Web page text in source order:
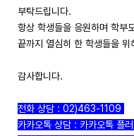
부탁드립니다.
항상 학생들을 응원하며 학부
끝까지 열심히 한 학생들을
감사합니다.
전화 상담 : 02)463-1109
카카오톡 상담 : 카카오톡 플